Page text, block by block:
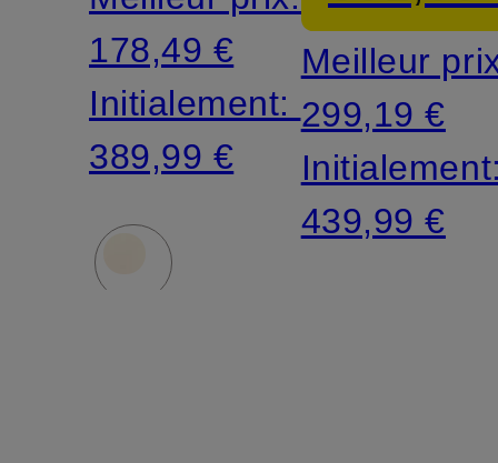
un
mélange
matières
178,49 €
Initialement:
389,99 €
perles
Meilleur
299,19 €
439,99 €